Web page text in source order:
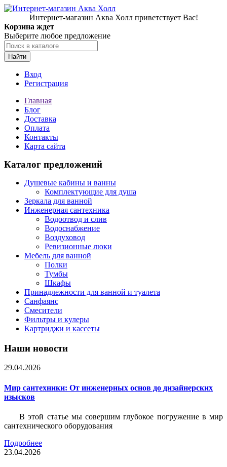
Интернет-магазин Аква Холл приветствует Вас!
Корзина ждет
Выберите любое предложение
Найти
Вход
Регистрация
Главная
Блог
Доставка
Оплата
Контакты
Карта сайта
Каталог предложений
Душевые кабины и ванны
Комплектующие для душа
Зеркала для ванной
Инженерная сантехника
Водоотвод и слив
Водоснабжение
Воздуховод
Ревизионные люки
Мебель для ванной
Полки
Тумбы
Шкафы
Принадлежности для ванной и туалета
Санфаянс
Смесители
Фильтры и кулеры
Картриджи и кассеты
Наши новости
29.04.2026
Мир сантехники: От инженерных основ до дизайнерских
изысков
В этой статье мы совершим глубокое погружение в мир
сантехнического оборудования
Подробнее
23.04.2026